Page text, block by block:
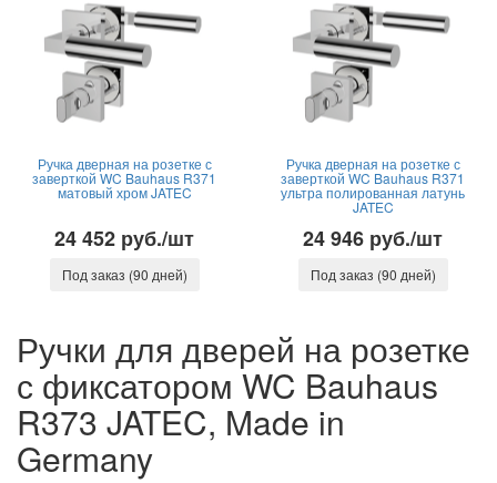
Ручка дверная на розетке с
заверткой WC Bauhaus R371
матовый хром JATEC
24 452 руб./шт
Под заказ (90 дней)
Ручка дверная на розетке с
заверткой WC Bauhaus R371
ультра полированная латунь
JATEC
24 946 руб./шт
Под заказ (90 дней)
Ручки для дверей на розетке
с фиксатором WC Bauhaus
R373 JATEC, Made in
Germany